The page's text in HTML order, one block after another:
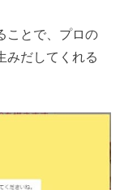
ことで、プロの
みだしてくれる